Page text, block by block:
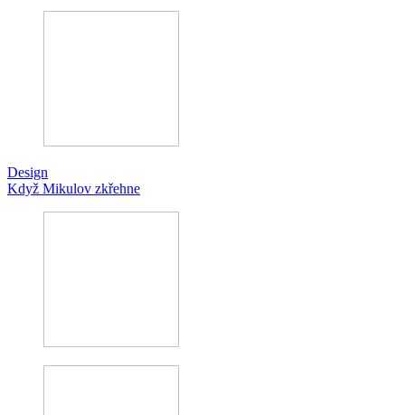
Design
Když Mikulov zkřehne